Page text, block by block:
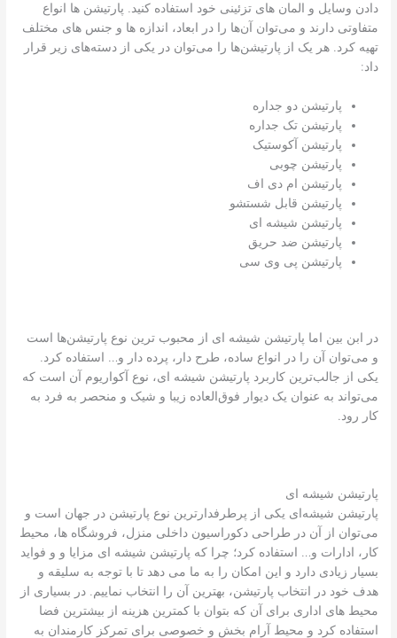
دادن وسایل و المان های تزئینی خود استفاده کنید. پارتیشن ها انواع
متفاوتی دارند و می‌توان آن‌ها را در ابعاد، اندازه ‌ها و جنس های مختلف
تهیه کرد. هر یک از پارتیشن‌ها را می‌توان در یکی از دسته‌های زیر قرار
داد:
پارتیشن دو جداره
پارتیشن تک جداره
پارتیشن آکوستیک
پارتیشن چوبی
پارتیشن ام دی اف
پارتیشن قابل شستشو
پارتیشن شیشه ای
پارتیشن ضد حریق
پارتیشن پی وی سی
در ابن بین اما پارتیشن شیشه ای از محبوب ترین نوع پارتیشن‌ها است
و می‌توان آن را در انواع ساده، طرح دار، پرده‌ دار و… استفاده کرد.
یکی از جالب‌ترین کاربرد پارتیشن شیشه‌ ای، نوع آکواریوم آن است که
می‌تواند به عنوان یک دیوار فوق‌العاده زیبا و شیک و منحصر به فرد به
کار رود.
پارتیشن‌ شیشه‌ ای
پارتیشن شیشه‌ای یکی از پرطرفدارترین نوع پارتیشن در جهان است و
می‌توان از آن در طراحی دکوراسیون داخلی منزل، فروشگاه ها، محیط
کار، ادارات و… استفاده کرد؛ چرا که پارتیشن شیشه ای مزایا و و فواید
بسیار زیادی دارد و این امکان را به ما می دهد تا با توجه به سلیقه و
هدف خود در انتخاب پارتیشن، بهترین آن را انتخاب نماییم. در بسیاری از
محیط های اداری برای آن که بتوان با کمترین هزینه از بیشترین فضا
استفاده کرد و محیط آرام بخش و خصوصی برای تمرکز کارمندان به